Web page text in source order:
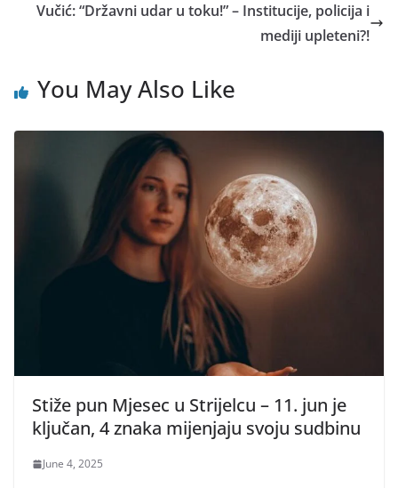
Vučić: “Državni udar u toku!” – Institucije, policija i
mediji upleteni?!
You May Also Like
Stiže pun Mjesec u Strijelcu – 11. jun je
ključan, 4 znaka mijenjaju svoju sudbinu
June 4, 2025